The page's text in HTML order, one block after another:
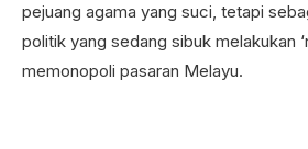
pejuang agama yang suci, tetapi
politik yang sedang sibuk melakukan
memonopoli pasaran Melayu.